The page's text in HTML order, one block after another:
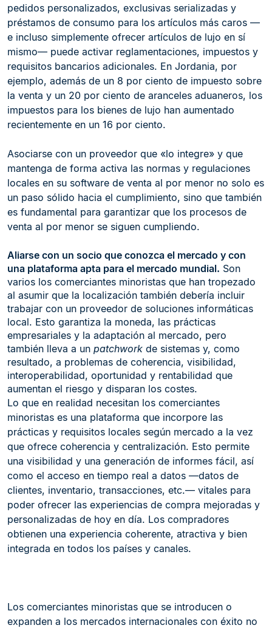
pedidos personalizados, exclusivas serializadas y
préstamos de consumo para los artículos más caros —
e incluso simplemente ofrecer artículos de lujo en sí
mismo— puede activar reglamentaciones, impuestos y
requisitos bancarios adicionales. En Jordania, por
ejemplo, además de un 8 por ciento de impuesto sobre
la venta y un 20 por ciento de aranceles aduaneros, los
impuestos para los bienes de lujo han aumentado
recientemente en un 16 por ciento.
Asociarse con un proveedor que «lo integre» y que
mantenga de forma activa las normas y regulaciones
locales en su software de venta al por menor no solo es
un paso sólido hacia el cumplimiento, sino que también
es fundamental para garantizar que los procesos de
venta al por menor se siguen cumpliendo.
Aliarse con un socio que conozca el mercado y con
una plataforma apta para el mercado mundial. Son
varios los comerciantes minoristas que han tropezado
al asumir que la localización también debería incluir
trabajar con un proveedor de soluciones informáticas
local. Esto garantiza la moneda, las prácticas
empresariales y la adaptación al mercado, pero
también lleva a un patchwork de sistemas y, como
resultado, a problemas de coherencia, visibilidad,
interoperabilidad, oportunidad y rentabilidad que
aumentan el riesgo y disparan los costes.
Lo que en realidad necesitan los comerciantes
minoristas es una plataforma que incorpore las
prácticas y requisitos locales según mercado a la vez
que ofrece coherencia y centralización. Esto permite
una visibilidad y una generación de informes fácil, así
como el acceso en tiempo real a datos —datos de
clientes, inventario, transacciones, etc.— vitales para
poder ofrecer las experiencias de compra mejoradas y
personalizadas de hoy en día. Los compradores
obtienen una experiencia coherente, atractiva y bien
integrada en todos los países y canales.
Los comerciantes minoristas que se introducen o
expanden a los mercados internacionales con éxito no